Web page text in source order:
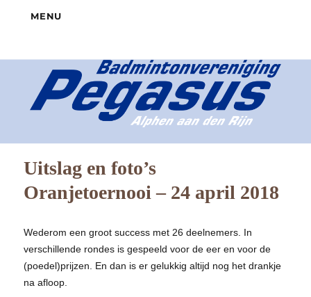
MENU
Uitslag en foto’s
Oranjetoernooi – 24 april 2018
Wederom een groot success met 26 deelnemers. In
verschillende rondes is gespeeld voor de eer en voor de
(poedel)prijzen. En dan is er gelukkig altijd nog het drankje
na afloop.